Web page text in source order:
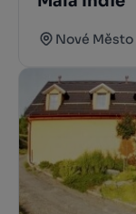
Nové Město